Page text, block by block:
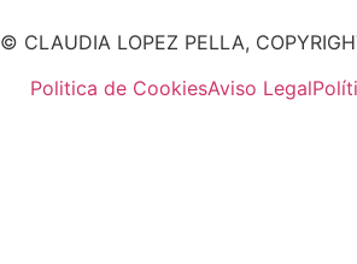
© CLAUDIA LOPEZ PELLA,
Politica de CookiesAviso Legal